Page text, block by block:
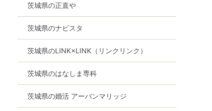
茨城県の正直や
茨城県のナビスタ
茨城県のLINK×LINK（リンクリンク）
茨城県のはなしま専科
茨城県の婚活 アーバンマリッジ